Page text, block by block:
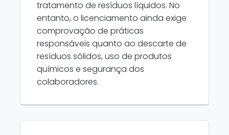
tratamento de resíduos líquidos. No
entanto, o licenciamento ainda exige
comprovação de práticas
responsáveis quanto ao descarte de
resíduos sólidos, uso de produtos
químicos e segurança dos
colaboradores.